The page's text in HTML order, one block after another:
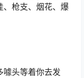
、枪支、烟花、爆
噱头等着你去发